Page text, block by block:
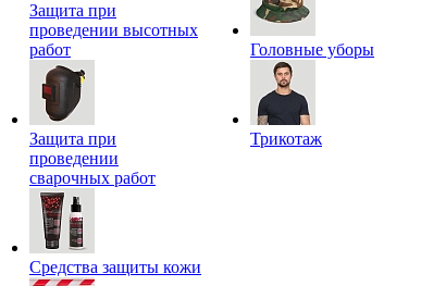
Защита при
проведении высотных
работ
Защита при
проведении
сварочных работ
Средства защиты кожи
Головные уборы
Трикотаж